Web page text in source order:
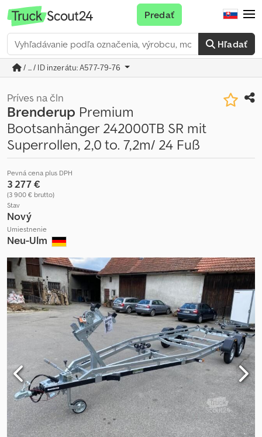
Hľadať
Predať
/ ... / ID inzerátu: A577-79-76
Príves na čln
Brenderup Premium
Bootsanhänger 242000TB SR mit
Superrollen, 2,0 to. 7,2m/ 24 Fuß
Pevná cena plus DPH
3 277 €
(3 900 € brutto)
Stav
Nový
Umiestnenie
Neu-Ulm